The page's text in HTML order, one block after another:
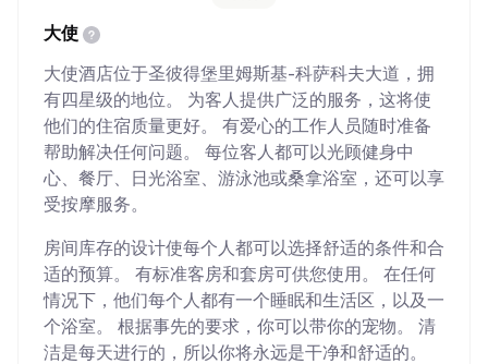
大使
大使酒店位于圣彼得堡里姆斯基-科萨科夫大道，拥
有四星级的地位。 为客人提供广泛的服务，这将使
他们的住宿质量更好。 有爱心的工作人员随时准备
帮助解决任何问题。 每位客人都可以光顾健身中
心、餐厅、日光浴室、游泳池或桑拿浴室，还可以享
受按摩服务。
房间库存的设计使每个人都可以选择舒适的条件和合
适的预算。 有标准客房和套房可供您使用。 在任何
情况下，他们每个人都有一个睡眠和生活区，以及一
个浴室。 根据事先的要求，你可以带你的宠物。 清
洁是每天进行的，所以你将永远是干净和舒适的。